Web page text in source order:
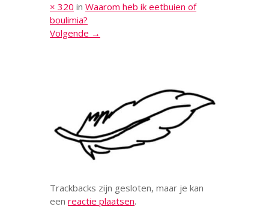
× 320 in Waarom heb ik eetbuien of
boulimia?
Volgende →
Trackbacks zijn gesloten, maar je kan
een reactie plaatsen.